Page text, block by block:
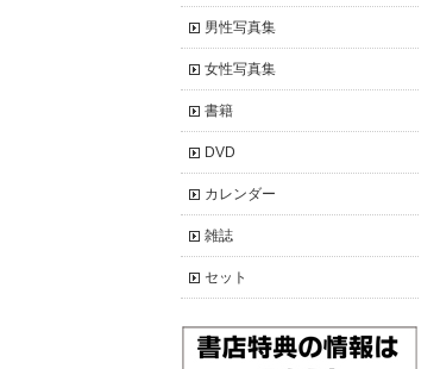
男性写真集
女性写真集
書籍
DVD
カレンダー
雑誌
セット